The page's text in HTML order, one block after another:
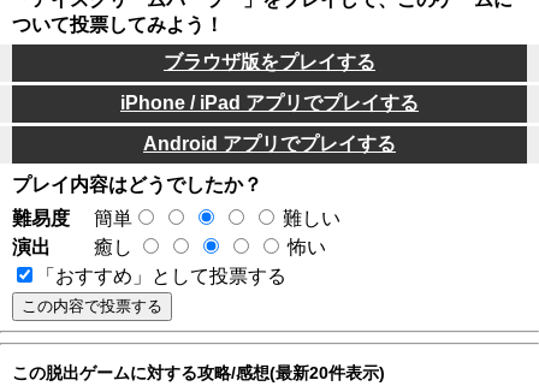
ついて投票してみよう！
ブラウザ版をプレイする
iPhone / iPad アプリでプレイする
Android アプリでプレイする
プレイ内容はどうでしたか？
難易度
簡単
難しい
演出
癒し
怖い
「おすすめ」として投票する
この脱出ゲームに対する攻略/感想(最新20件表示)